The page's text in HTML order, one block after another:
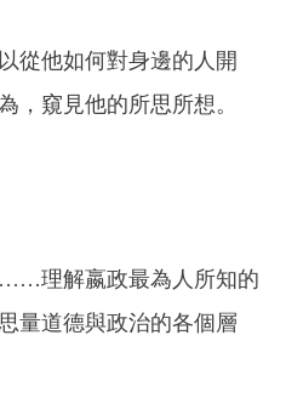
從他如何對身邊的人開
，窺見他的所思所想。
理解嬴政最為人所知的
量道德與政治的各個層